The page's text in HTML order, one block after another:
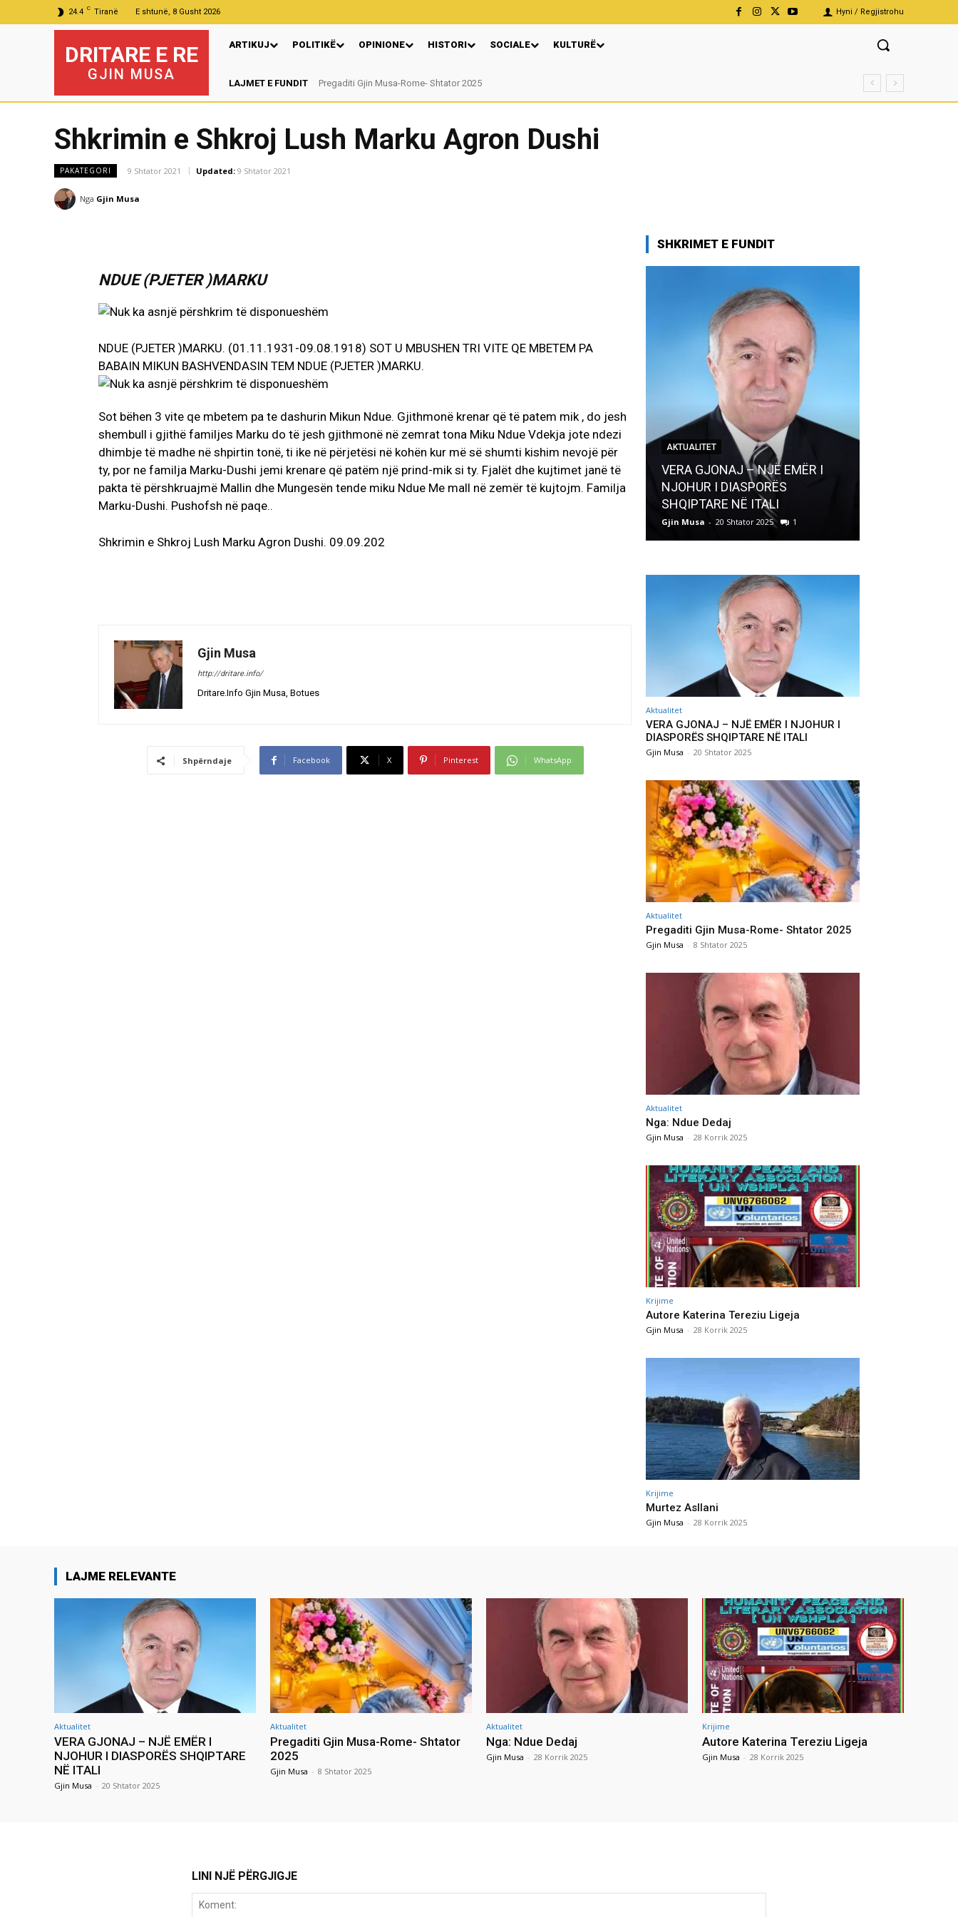
24.4 C Tiranë E shtunë, 8 Gusht 2026 Hyni / Regjistrohu
DRITARE E RE
GJIN MUSA
ARTIKUJ POLITIKË OPINIONE HISTORI SOCIALE KULTURË
LAJMET E FUNDIT Pregaditi Gjin Musa-Rome- Shtator 2025
Nga: Ndue Dedaj
Shkrimin e Shkroj Lush Marku Agron Dushi
PAKATEGORI 9 Shtator 2021 Updated: 9 Shtator 2021
Nga Gjin Musa
NDUE (PJETER )MARKU
NDUE (PJETER )MARKU. (01.11.1931-09.08.1918) SOT U MBUSHEN TRI VITE QE MBETEM PA
BABAIN MIKUN BASHVENDASIN TEM NDUE (PJETER )MARKU.
Sot bëhen 3 vite qe mbetem pa te dashurin Mikun Ndue. Gjithmonë krenar që të patem mik , do jesh
shembull i gjithë familjes Marku do të jesh gjithmonë në zemrat tona Miku Ndue Vdekja jote ndezi
dhimbje të madhe në shpirtin tonë, ti ike në përjetësi në kohën kur më së shumti kishim nevojë për
ty, por ne familja Marku-Dushi jemi krenare që patëm një prind-mik si ty. Fjalët dhe kujtimet janë të
pakta të përshkruajmë Mallin dhe Mungesën tende miku Ndue Me mall në zemër të kujtojm. Familja
Marku-Dushi. Pushofsh në paqe..
Shkrimin e Shkroj Lush Marku Agron Dushi. 09.09.202
Gjin Musa
http://dritare.info/
Dritare.Info Gjin Musa, Botues
Shpërndaje Facebook X Pinterest WhatsApp
SHKRIMET E FUNDIT
AKTUALITET
VERA GJONAJ – NJË EMËR I
NJOHUR I DIASPORËS
SHQIPTARE NË ITALI
Gjin Musa - 20 Shtator 2025 1
Aktualitet
VERA GJONAJ – NJË EMËR I NJOHUR I
DIASPORËS SHQIPTARE NË ITALI
Gjin Musa - 20 Shtator 2025
Aktualitet
Pregaditi Gjin Musa-Rome- Shtator 2025
Gjin Musa - 8 Shtator 2025
Aktualitet
Nga: Ndue Dedaj
Gjin Musa - 28 Korrik 2025
Krijime
Autore Katerina Tereziu Ligeja
Gjin Musa - 28 Korrik 2025
Krijime
Murtez Asllani
Gjin Musa - 28 Korrik 2025
LAJME RELEVANTE
Aktualitet
VERA GJONAJ – NJË EMËR I
NJOHUR I DIASPORËS SHQIPTARE
NË ITALI
Gjin Musa - 20 Shtator 2025
Aktualitet
Pregaditi Gjin Musa-Rome- Shtator
2025
Gjin Musa - 8 Shtator 2025
Aktualitet
Nga: Ndue Dedaj
Gjin Musa - 28 Korrik 2025
Krijime
Autore Katerina Tereziu Ligeja
Gjin Musa - 28 Korrik 2025
LINI NJË PËRGJIGJE